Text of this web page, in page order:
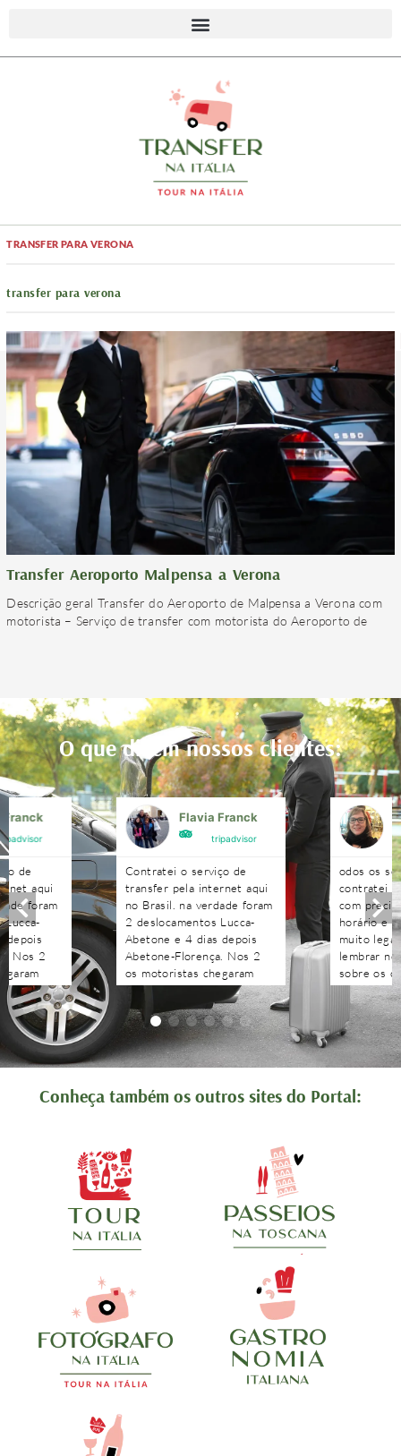
TRANSFER PARA VERONA
transfer para verona
Transfer Aeroporto Malpensa a Verona
Descrição geral Transfer do Aeroporto de Malpensa a Verona com
motorista – Serviço de transfer com motorista do Aeroporto de
O que dizem nossos clientes:
Franck
de
aqui
foram
Lucca-
depois
Nos 2
Flavia Franck
tripadvisor
Contratei o serviço de
transfer pela internet aqui
no Brasil. na verdade foram
2 deslocamentos Lucca-
Abetone e 4 dias depois
Abetone-Florença. Nos 2
os motoristas chegaram
antes do horário
combinado, nos aguardaram
e foram muito atenciosos.
Ótimo trabalho. Podem
contratar sem medo!!!!
odos os
contratei
com
horário e
muito
lembrar
sobre os
agendados
às
recebidas
Conheça também os outros sites do Portal: